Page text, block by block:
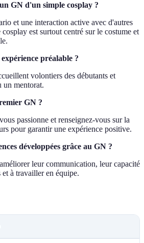
GN d'un simple cosplay ?
et une interaction active avec d'autres
est surtout centré sur le costume et
préalable ?
volontiers des débutants et
un mentorat.
GN ?
passionne et renseignez-vous sur la
pour garantir une expérience positive.
développées grâce au GN ?
leur communication, leur capacité
et à travailler en équipe.